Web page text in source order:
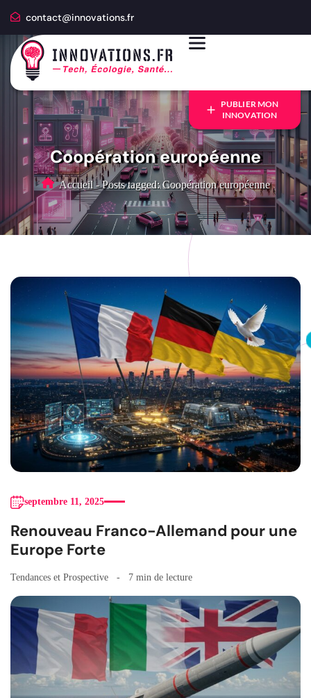
contact@innovations.fr
PUBLIER MON
INNOVATION
Coopération européenne
Accueil - Posts tagged: Coopération européenne
septembre 11, 2025
Renouveau Franco-Allemand pour une
Europe Forte
Tendances et Prospective 7 min de lecture